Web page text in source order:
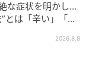
な症状を明かし…
とは「辛い」「苦
2026.8.8